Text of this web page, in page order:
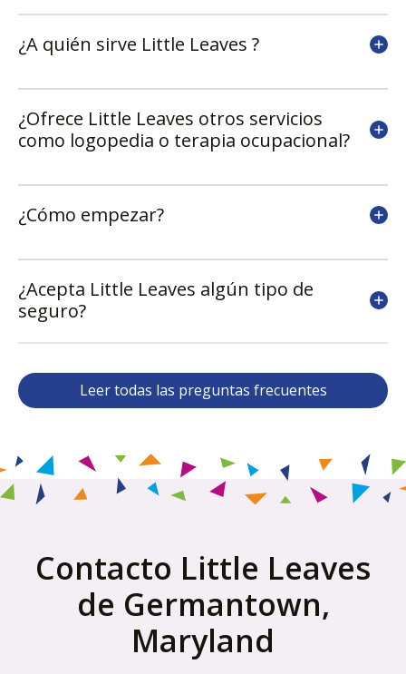
¿A quién sirve Little Leaves ?
¿Ofrece Little Leaves otros servicios
como logopedia o terapia ocupacional?
¿Cómo empezar?
¿Acepta Little Leaves algún tipo de
seguro?
Leer todas las preguntas frecuentes
Contacto Little Leaves
de Germantown,
Maryland